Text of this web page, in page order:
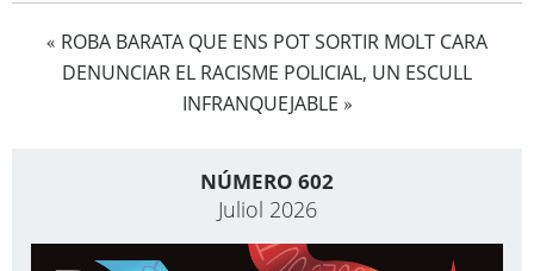
« ROBA BARATA QUE ENS POT SORTIR MOLT CARA
DENUNCIAR EL RACISME POLICIAL, UN ESCULL
INFRANQUEJABLE »
NÚMERO 602
Juliol 2026